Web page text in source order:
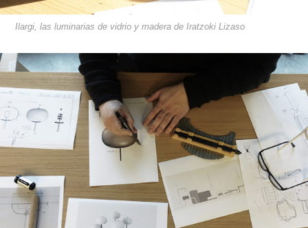
Ilargi, las luminarias de vidrio y madera de Iratzoki Lizaso